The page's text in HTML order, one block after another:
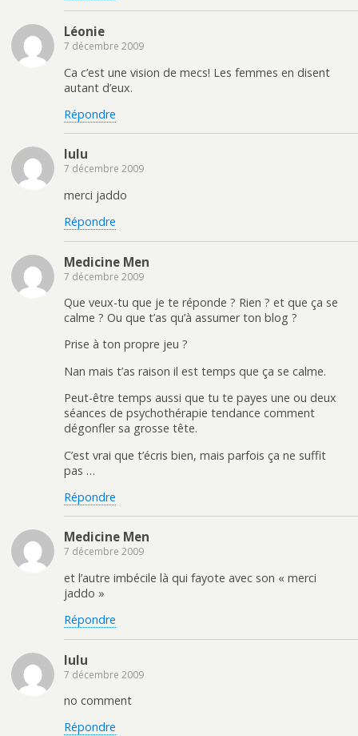
Léonie
7 décembre 2009
Ca c’est une vision de mecs! Les femmes en disent
autant d’eux.
Répondre
lulu
7 décembre 2009
merci jaddo
Répondre
Medicine Men
7 décembre 2009
Que veux-tu que je te réponde ? Rien ? et que ça se
calme ? Ou que t’as qu’à assumer ton blog ?
Prise à ton propre jeu ?
Nan mais t’as raison il est temps que ça se calme.
Peut-être temps aussi que tu te payes une ou deux
séances de psychothérapie tendance comment
dégonfler sa grosse tête.
C’est vrai que t’écris bien, mais parfois ça ne suffit
pas …
Répondre
Medicine Men
7 décembre 2009
et l’autre imbécile là qui fayote avec son « merci
jaddo »
Répondre
lulu
7 décembre 2009
no comment
Répondre